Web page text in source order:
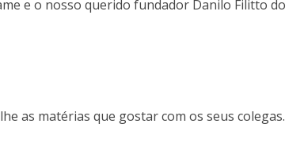
e o nosso querido fundador Danilo Filitto do
as matérias que gostar com os seus colegas.